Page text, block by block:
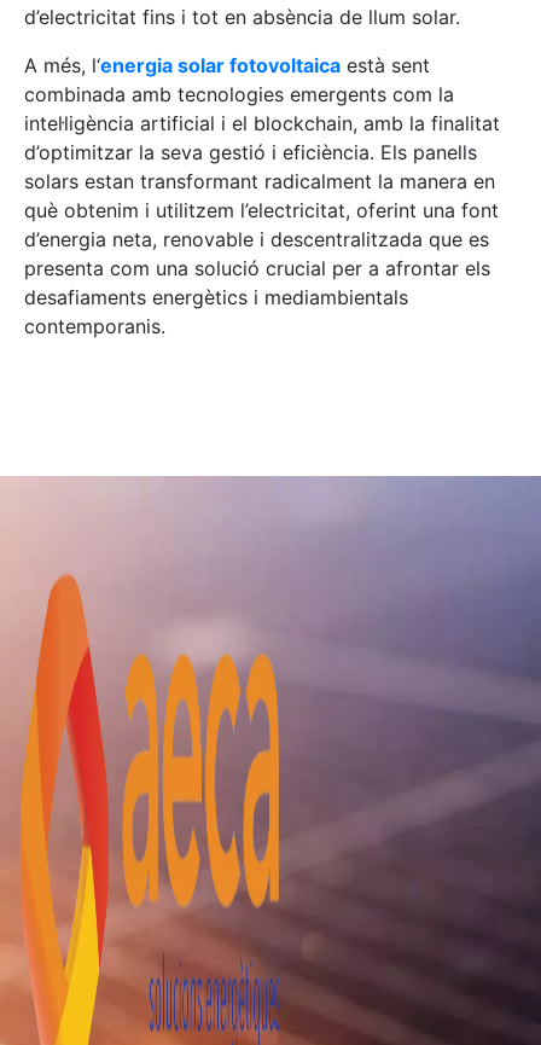
d’electricitat fins i tot en absència de llum solar.
A més, l‘energia solar fotovoltaica està sent
combinada amb tecnologies emergents com la
intel·ligència artificial i el blockchain, amb la finalitat
d’optimitzar la seva gestió i eficiència. Els panells
solars estan transformant radicalment la manera en
què obtenim i utilitzem l’electricitat, oferint una font
d’energia neta, renovable i descentralitzada que es
presenta com una solució crucial per a afrontar els
desafiaments energètics i mediambientals
contemporanis.